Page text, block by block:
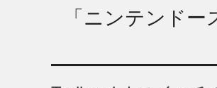
「ニンテンド